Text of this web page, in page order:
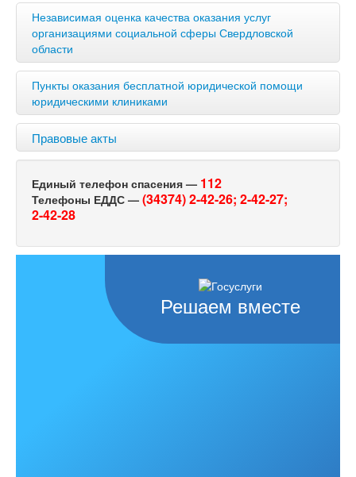
Независимая оценка качества оказания услуг
организациями социальной сферы Свердловской
области
Пункты оказания бесплатной юридической помощи
юридическими клиниками
Правовые акты
Единый телефон спасения — 112
Телефоны ЕДДС — (34374) 2-42-26; 2-42-27;
2-42-28
Решаем вместе